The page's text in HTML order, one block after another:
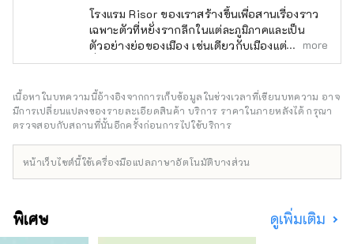
โรงแรม Risor ของเราสร้างขึ้นเพื่อสานเรื่องราว
เฉพาะตัวที่หยั่งรากลึกในแต่ละภูมิภาคและเป็น
ตัวอย่างย่อของเมือง เช่นเดียวกับเมืองแต่ละเมือง
ที่มีรูปร่างเฉพาะตัว เมืองแต่ละแห่งก็ต้อนรับผู้มา
โรงแรมรีโซล ทรินิตี้ คานาซาวะ ~เวลาที่หาได้
เฉพาะในเมืองนี้เท่านั้น~ เมืองคานาซาวะซึ่งเป็น
เมืองที่ใหญ่ที่สุดในภูมิภาคโฮคุริกุนั้นยังเป็นที่รู้จัก
ประวัติศาสตร์เริ่มต้นขึ้นในปี ค.ศ. 1546 ด้วยหอ
หัตถกรรมและศิลปะการแสดงก็ได้ได้รับการ
พัฒนา โรงแรมรีโซล ทรินิตี้ คานาซาวะ มุ่งมั่นที่จะ
more
เนื้อหาในบทความนี้อ้างอิงจากการเก็บข้อมูลในช่วงเวลาที่เขียนบทความ อาจ
มีการเปลี่ยนแปลงของรายละเอียดสินค้า บริการ ราคาในภายหลังได้ กรุณา
ตรวจสอบกับสถานที่นั้นอีกครั้งก่อนการไปใช้บริการ
หน้าเว็บไซต์นี้ใช้เครื่องมือแปลภาษาอัตโนมัติบางส่วน
พิเศษ ดูเพิ่มเติม